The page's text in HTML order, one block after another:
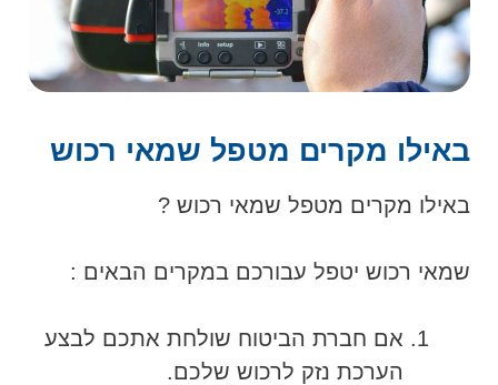
באילו מקרים מטפל שמאי רכוש
באילו מקרים מטפל שמאי רכוש ?
שמאי רכוש יטפל עבורכם במקרים הבאים :
אם חברת הביטוח שולחת אתכם לבצע
הערכת נזק לרכוש שלכם.